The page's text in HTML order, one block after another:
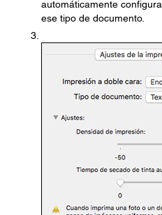
automáticamente
ese tipo de documento.